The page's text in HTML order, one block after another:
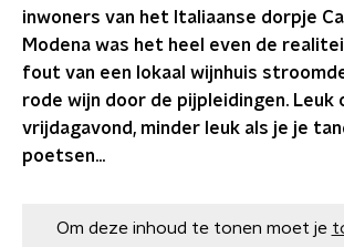
inwoners van het Italiaanse dorpje
Modena was het heel even de
fout van een lokaal wijnhuis
rode wijn door de pijpleidingen. Leuk
vrijdagavond, minder leuk als je je
poetsen...
Om deze inhoud te tonen moet je